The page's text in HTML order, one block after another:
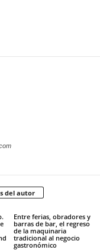
del autor
Entre ferias, obradores y
barras de bar, el regreso
de la maquinaria
tradicional al negocio
gastronómico